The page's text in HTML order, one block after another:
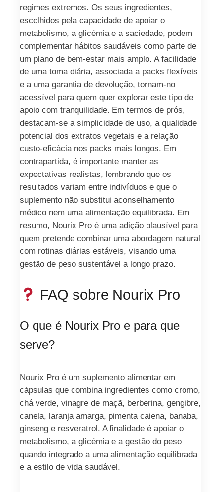
regimes extremos. Os seus ingredientes,
escolhidos pela capacidade de apoiar o
metabolismo, a glicémia e a saciedade, podem
complementar hábitos saudáveis como parte de
um plano de bem-estar mais amplo. A facilidade
de uma toma diária, associada a packs flexíveis
e a uma garantia de devolução, tornam-no
acessível para quem quer explorar este tipo de
apoio com tranquilidade. Em termos de prós,
destacam-se a simplicidade de uso, a qualidade
potencial dos extratos vegetais e a relação
custo-eficácia nos packs mais longos. Em
contrapartida, é importante manter as
expectativas realistas, lembrando que os
resultados variam entre indivíduos e que o
suplemento não substitui aconselhamento
médico nem uma alimentação equilibrada. Em
resumo, Nourix Pro é uma adição plausível para
quem pretende combinar uma abordagem natural
com rotinas diárias estáveis, visando uma
gestão de peso sustentável a longo prazo.
FAQ sobre Nourix Pro
O que é Nourix Pro e para que
serve?
Nourix Pro é um suplemento alimentar em
cápsulas que combina ingredientes como cromo,
chá verde, vinagre de maçã, berberina, gengibre,
canela, laranja amarga, pimenta caiena, banaba,
ginseng e resveratrol. A finalidade é apoiar o
metabolismo, a glicémia e a gestão do peso
quando integrado a uma alimentação equilibrada
e a estilo de vida saudável.